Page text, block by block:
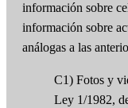
información sobre
información sobre
análogas a las
C1) Fotos y
Ley 1/1982,